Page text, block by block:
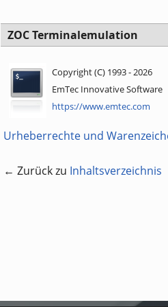
ZOC Terminalemulation
Copyright (C) 1993 - 2026
EmTec Innovative Software
https://www.emtec.com
Urheberrechte und
← Zurück zu Inhaltsverzeichnis